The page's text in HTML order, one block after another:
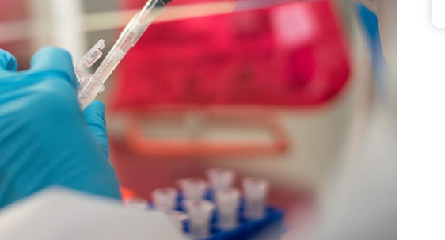
Bébés, jeunes enfants :
quelle trousse à
pharmacie pour les
vacances ?
Syndrome métabolique :
quels sont les meilleurs
exercices physiques ?
Hantavirus : un cas
détecté chez un touriste
en France
Mortalité infantile : un